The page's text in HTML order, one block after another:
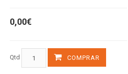
0,00€
Qtd COMPRAR